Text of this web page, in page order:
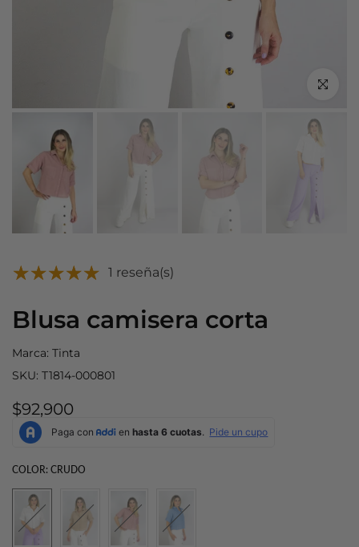
Click
1 reseña(s)
Blusa camisera corta
Marca: Tinta
SKU: T1814-000801
$92,900
COLOR: CRUDO